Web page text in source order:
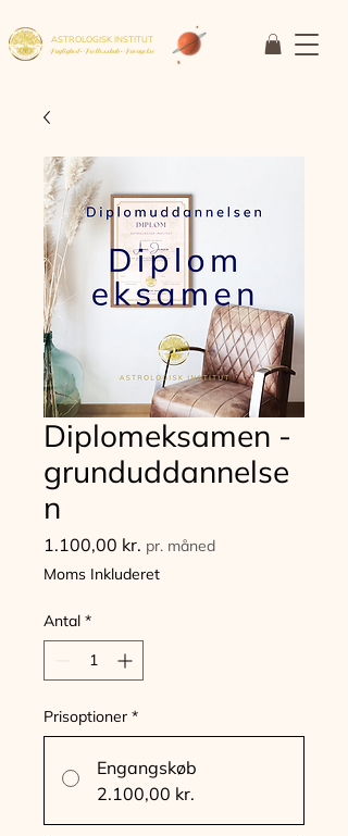
ASTROLOGISK INSTITUT
Faglighed • Fællesskab• Fornyelse
Diplomeksamen -
grunduddannelse
n
1.100,00 kr. Pris
pr. måned
Moms Inkluderet
Antal *
Prisoptioner *
Engangskøb
2.100,00 kr.